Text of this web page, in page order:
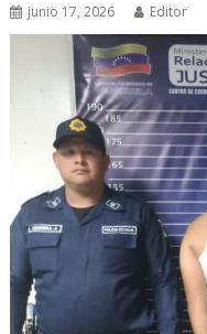
junio 17, 2026 Editor